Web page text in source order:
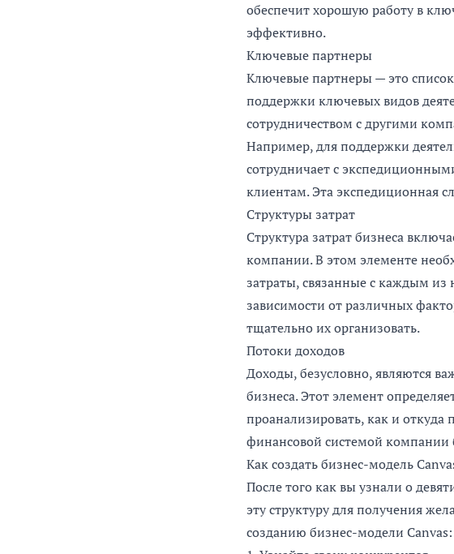
обеспечит хорошую работу в
эффективно.
Ключевые партнеры
Ключевые партнеры — это
поддержки ключевых видов
сотрудничеством с другими
Например, для поддержки
сотрудничает с
клиентам. Эта экспедиционная
Структуры затрат
Структура затрат бизнеса
компании. В этом элементе
затраты, связанные с каждым из
зависимости от различных
тщательно их организовать.
Потоки доходов
Доходы, безусловно, являются
бизнеса. Этот элемент
проанализировать, как и
финансовой системой компании
Как создать бизнес-модель
После того как вы узнали о
эту структуру для получения
созданию бизнес-модели Canvas: